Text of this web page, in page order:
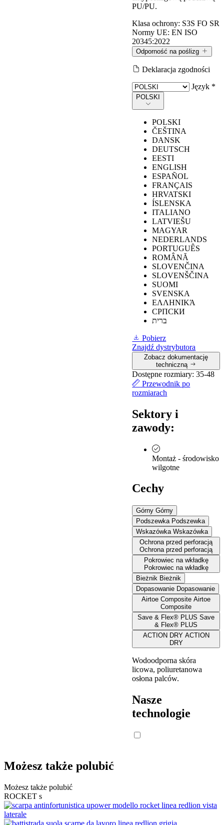
PU/PU.
Klasa ochrony: S3S FO SR
Normy UE:EN ISO
20345:2022
Odporność na poślizg
20345:2022, metodą testową określoną w normie EN 13287.
U‑POWER
0,25
0,29
0,44
Deklaracja zgodności
Język *
POLSKI
POLSKI
ČEŠTINA
DANSK
DEUTSCH
EESTI
ENGLISH
ESPAÑOL
FRANÇAIS
HRVATSKI
ÍSLENSKA
ITALIANO
LATVIEŠU
MAGYAR
NEDERLANDS
PORTUGUÊS
ROMÂNĂ
SLOVENČINA
SLOVENŠČINA
SUOMI
SVENSKA
ΕΛΛΗΝΙΚΆ
СРПСКИ
ברית
Pobierz
Znajdź dystrybutora
Zobacz dokumentację
techniczną
Dostępne rozmiary:35-48
Przewodnik po
rozmiarach
Sektory i
zawody:
Montaż - środowisko
wilgotne
Cechy
Górny Górny
Podszewka Podszewka
Wskazówka Wskazówka
Ochrona przed perforacją
Ochrona przed perforacją
Pokrowiec na wkładkę
Pokrowiec na wkładkę
Bieżnik Bieżnik
Dopasowanie Dopasowanie
Airtoe Composite Airtoe
Composite
Save & Flex® PLUS Save
& Flex® PLUS
ACTION DRY ACTION
DRY
Wodoodporna skóra
licowa, poliuretanowa
osłona palców.
Nasze
technologie
Możesz także polubić
Możesz także polubić
ROCKET s